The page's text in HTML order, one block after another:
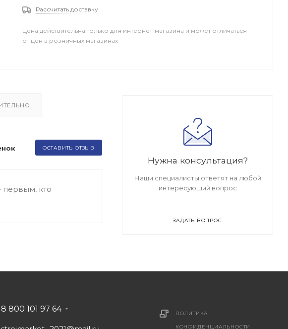
Рассчитать доставку
Цена действительна только для интернет-магазина и может отличаться
от цен в розничных магазинах
ОСТАВИТЬ ОТЗЫВ
первым, кто
Нужна консультация?
Наши специалисты ответят на любой
интересующий вопрос
ЗАДАТЬ ВОПРОС
8 800 101 97 64 ПОЛИТИКА
КОНФИДЕНЦИАЛЬНОСТИ